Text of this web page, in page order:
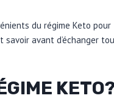
du régime Keto
avant d’échanger